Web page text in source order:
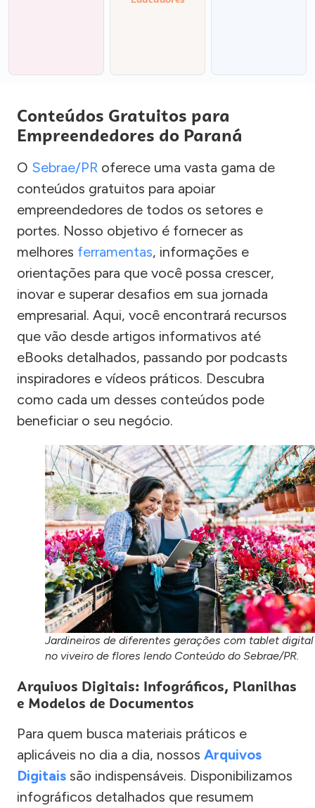
Conteúdos Gratuitos para
Empreendedores do Paraná
O Sebrae/PR oferece uma vasta gama de
conteúdos gratuitos para apoiar
empreendedores de todos os setores e
portes. Nosso objetivo é fornecer as
melhores ferramentas, informações e
orientações para que você possa crescer,
inovar e superar desafios em sua jornada
empresarial. Aqui, você encontrará recursos
que vão desde artigos informativos até
eBooks detalhados, passando por podcasts
inspiradores e vídeos práticos. Descubra
como cada um desses conteúdos pode
beneficiar o seu negócio.
Jardineiros de diferentes gerações com tablet digital
no viveiro de flores lendo Conteúdo do Sebrae/PR.
Arquivos Digitais: Infográficos, Planilhas
e Modelos de Documentos
Para quem busca materiais práticos e
aplicáveis no dia a dia, nossos Arquivos
Digitais são indispensáveis. Disponibilizamos
infográficos detalhados que resumem